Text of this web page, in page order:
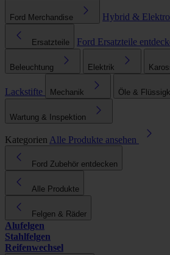
Ford Merchandise Hybrid & Elektro
Ersatzteile Ford Ersatzteile
Beleuchtung Elektrik
Lackstifte Mechanik Öle &
Wartung & Inspektion
Kategorien Alle Produkte ansehen
Ford Zubehör entdecken
Alle Produkte
Felgen & Räder
Alufelgen
Stahlfelgen
Reifenwechsel